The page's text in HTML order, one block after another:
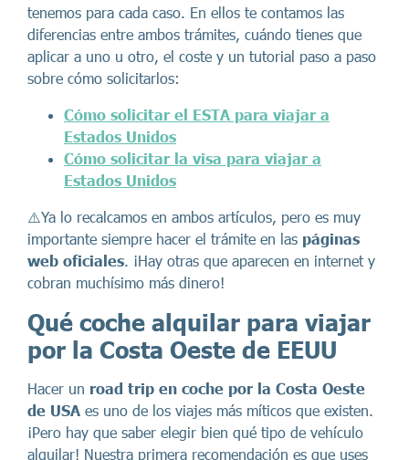
tenemos para cada caso. En ellos te contamos las
diferencias entre ambos trámites, cuándo tienes que
aplicar a uno u otro, el coste y un tutorial paso a paso
sobre cómo solicitarlos:
Cómo solicitar el ESTA para viajar a
Estados Unidos
Cómo solicitar la visa para viajar a
Estados Unidos
⚠️Ya lo recalcamos en ambos artículos, pero es muy
importante siempre hacer el trámite en las páginas
web oficiales. ¡Hay otras que aparecen en internet y
cobran muchísimo más dinero!
Qué coche alquilar para viajar
por la Costa Oeste de EEUU
Hacer un road trip en coche por la Costa Oeste
de USA es uno de los viajes más míticos que existen.
¡Pero hay que saber elegir bien qué tipo de vehículo
alquilar! Nuestra primera recomendación es que uses